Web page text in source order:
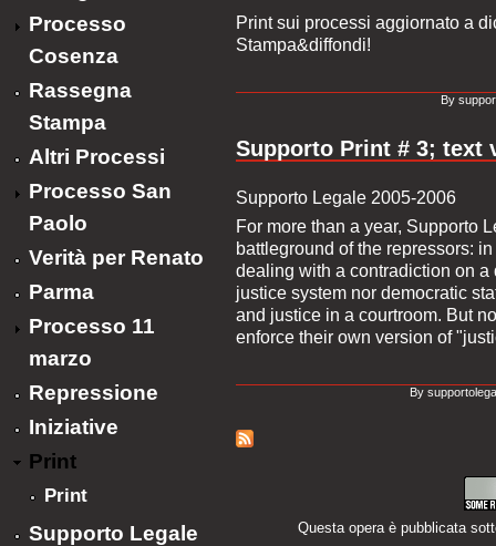
Processo
Cosenza
Rassegna
Stampa
Altri Processi
Processo San
Paolo
Verità per Renato
Parma
Processo 11
marzo
Repressione
Iniziative
Print
Print
Supporto Legale
Print sui processi aggiornato a
Stampa&diffondi!
By
Supporto Print # 3; text
Supporto Legale 2005-2006
For more than a year, Supporto
battleground of the repressors:
dealing with a contradiction on
justice system nor democratic
and justice in a courtroom. But
enforce their own version of
By
Questa opera è pubblicata